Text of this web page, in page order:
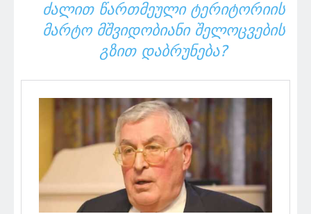
ᲫᲐᲚᲘᲗ ᲬᲐᲠᲗᲛᲔᲣᲚᲘ ᲢᲔᲠᲘᲢᲝᲠᲘᲘᲡ
ᲛᲐᲠᲢᲝ ᲛᲨᲕᲘᲓᲝᲑᲘᲐᲜᲘ ᲨᲔᲚᲝᲪᲕᲔᲑᲘᲡ
ᲒᲖᲘᲗ ᲓᲐᲑᲠᲣᲜᲔᲑᲐ?